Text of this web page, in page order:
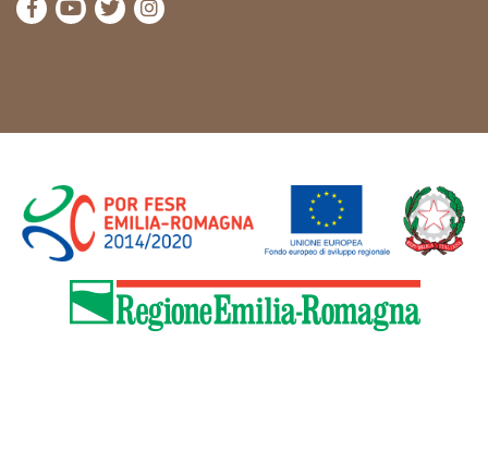
visita la pagina Facebook di Cammini Emilia-
visita la pagina YouTube di Cammini Emilia-
visita la pagina Twitter di Cammini Emilia-
visita la pagina Instagram di Cammini